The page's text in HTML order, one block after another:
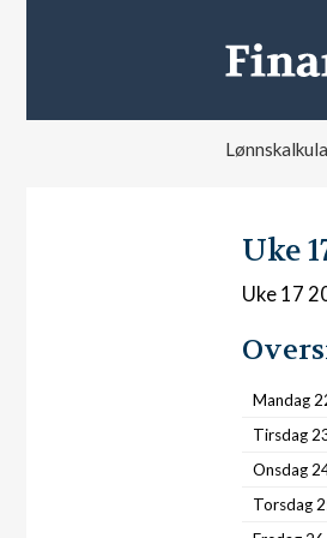
Uke
Uke 17
Mandag
Tirsdag
Onsdag
Torsdag